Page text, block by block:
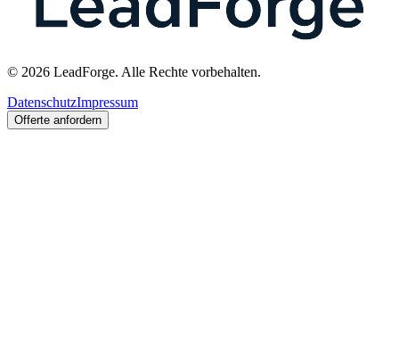
© 2026 LeadForge. Alle Rechte vorbehalten.
DatenschutzImpressum
Offerte anfordern